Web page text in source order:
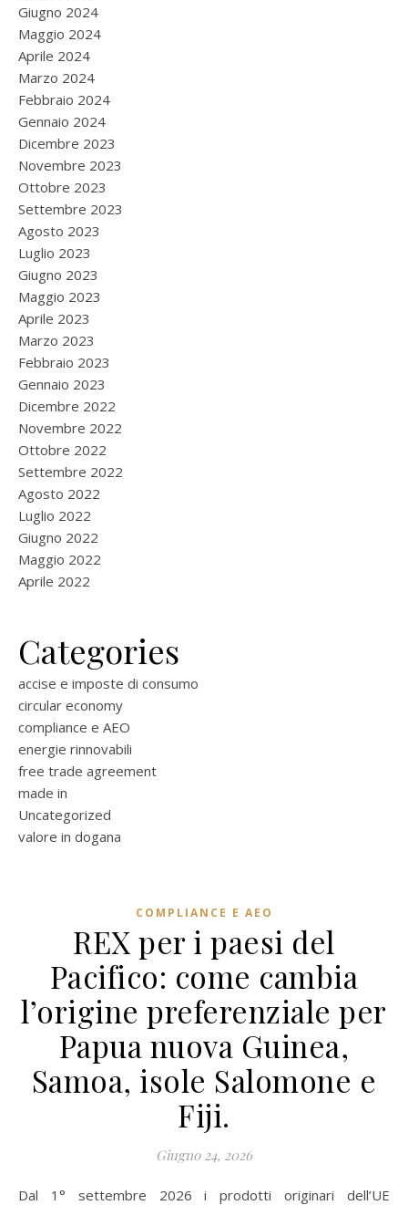
Giugno 2024
Maggio 2024
Aprile 2024
Marzo 2024
Febbraio 2024
Gennaio 2024
Dicembre 2023
Novembre 2023
Ottobre 2023
Settembre 2023
Agosto 2023
Luglio 2023
Giugno 2023
Maggio 2023
Aprile 2023
Marzo 2023
Febbraio 2023
Gennaio 2023
Dicembre 2022
Novembre 2022
Ottobre 2022
Settembre 2022
Agosto 2022
Luglio 2022
Giugno 2022
Maggio 2022
Aprile 2022
Categories
accise e imposte di consumo
circular economy
compliance e AEO
energie rinnovabili
free trade agreement
made in
Uncategorized
valore in dogana
COMPLIANCE E AEO
REX per i paesi del
Pacifico: come cambia
l’origine preferenziale per
Papua nuova Guinea,
Samoa, isole Salomone e
Fiji.
Giugno 24, 2026
Dal 1° settembre 2026 i prodotti originari dell’UE